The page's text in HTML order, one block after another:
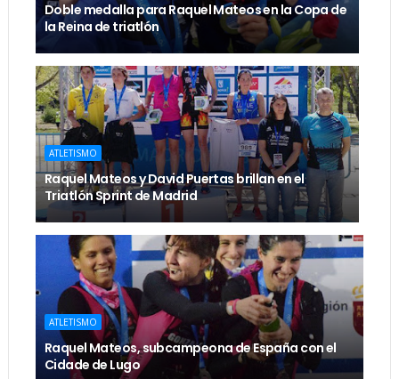
Doble medalla para Raquel Mateos en la Copa de
la Reina de triatlón
ATLETISMO
Raquel Mateos y David Puertas brillan en el
Triatlón Sprint de Madrid
ATLETISMO
Raquel Mateos, subcampeona de España con el
Cidade de Lugo